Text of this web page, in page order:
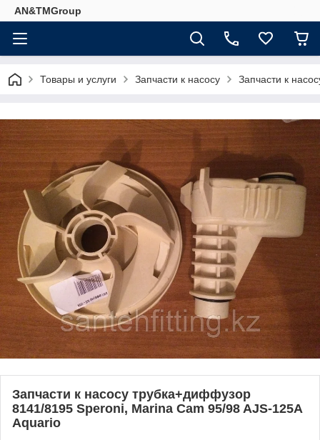
AN&TMGroup
Товары и услуги Запчасти к насосу Запчасти к
Запчасти к насосу трубка+диффузор
8141/8195 Speroni, Marina Cam 95/98 AJS-125A
Aquario